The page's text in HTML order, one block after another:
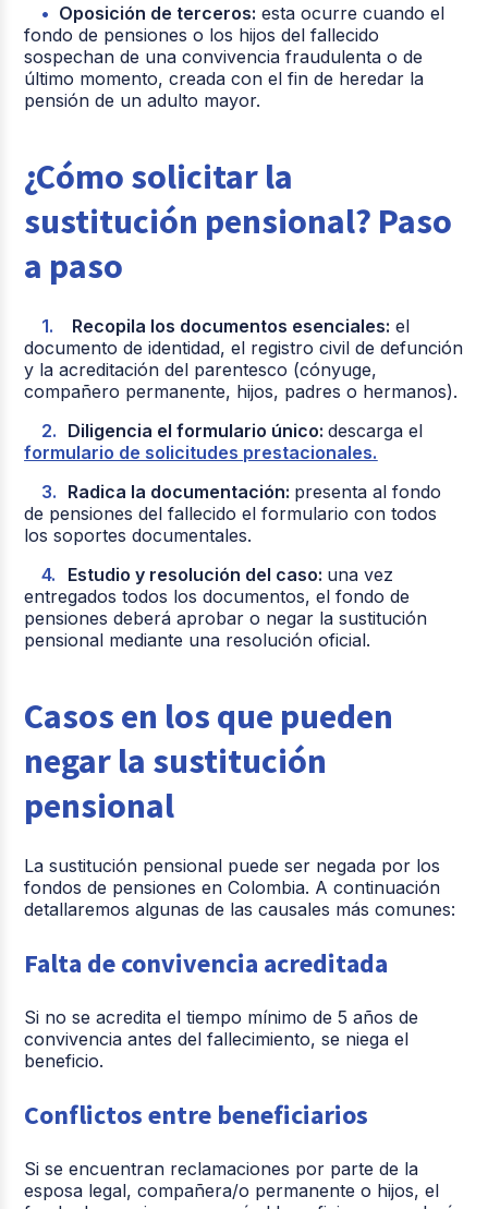
Oposición de terceros: esta ocurre cuando el
fondo de pensiones o los hijos del fallecido
sospechan de una convivencia fraudulenta o de
último momento, creada con el fin de heredar la
pensión de un adulto mayor.
¿Cómo solicitar la
sustitución pensional? Paso
a paso
Recopila los documentos esenciales: el
documento de identidad, el registro civil de defunción
y la acreditación del parentesco (cónyuge,
compañero permanente, hijos, padres o hermanos).
Diligencia el formulario único:descarga el
formulario de solicitudes prestacionales.
Radica la documentación: presenta al fondo
de pensiones del fallecido el formulario con todos
los soportes documentales.
Estudio y resolución del caso: una vez
entregados todos los documentos, el fondo de
pensiones deberá aprobar o negar la sustitución
pensional mediante una resolución oficial.
Casos en los que pueden
negar la sustitución
pensional
La sustitución pensional puede ser negada por los
fondos de pensiones en Colombia. A continuación
detallaremos algunas de las causales más comunes:
Falta de convivencia acreditada
Si no se acredita el tiempo mínimo de 5 años de
convivencia antes del fallecimiento, se niega el
beneficio.
Conflictos entre beneficiarios
Si se encuentran reclamaciones por parte de la
esposa legal, compañera/o permanente o hijos, el